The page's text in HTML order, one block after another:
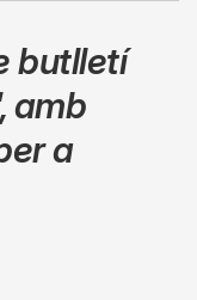
butlletí
,amb
a